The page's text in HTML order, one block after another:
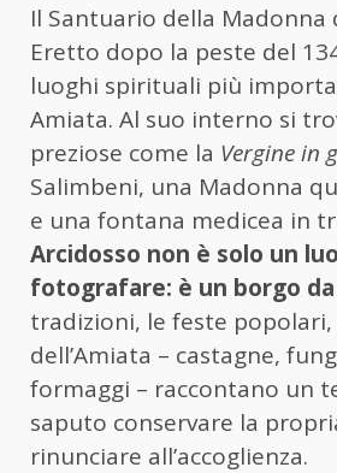
Il Santuario della Madonna
Eretto dopo la peste del
luoghi spirituali più
Amiata. Al suo interno si
preziose come la Vergine in
Salimbeni, una Madonna
e una fontana medicea in
Arcidosso non è solo un
fotografare: è un borgo
tradizioni, le feste
dell’Amiata – castagne,
formaggi – raccontano un
saputo conservare la
rinunciare all’accoglienza.